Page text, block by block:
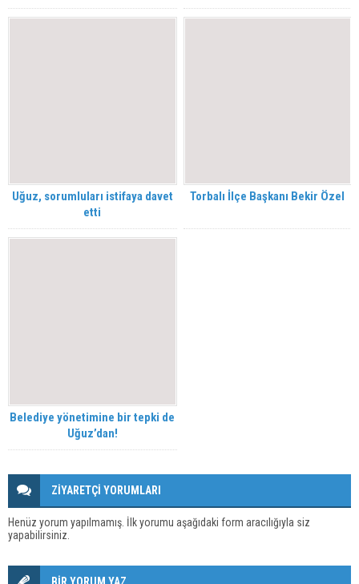
Uğuz, sorumluları istifaya davet
etti
Torbalı İlçe Başkanı Bekir Özel
Belediye yönetimine bir tepki de
Uğuz’dan!
ZİYARETÇİ YORUMLARI
Henüz yorum yapılmamış. İlk yorumu aşağıdaki form aracılığıyla siz
yapabilirsiniz.